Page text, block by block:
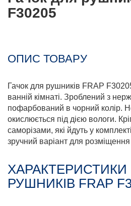
F30205
ОПИС ТОВАРУ
Гачок для рушників FRAP
ванній кімнаті. Зроблений з
пофарбований в чорний колір.
окислюється під дією вологи.
саморізами, які йдуть у
зручний варіант для
ХАРАКТЕРИСТИКИ
РУШНИКІВ FRAP